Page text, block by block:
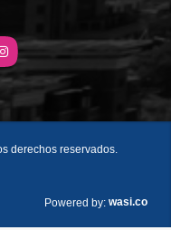
derechos reservados.
Powered by: wasi.co